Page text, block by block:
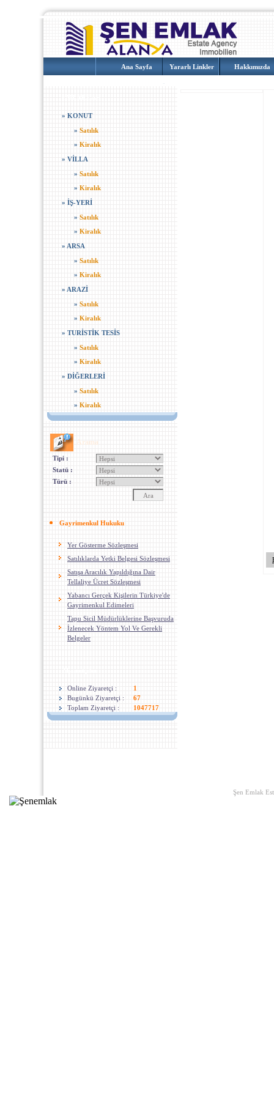
Ana Sayfa Yararlı Linkler Hakkımızda
» KONUT
» Satılık
» Kiralık
» VİLLA
» Satılık
» Kiralık
» İŞ-YERİ
» Satılık
» Kiralık
» ARSA
» Satılık
» Kiralık
» ARAZİ
» Satılık
» Kiralık
» TURİSTİK TESİS
» Satılık
» Kiralık
» DİĞERLERİ
» Satılık
» Kiralık
Arama
Tipi :
Statü :
Türü :
Gayrimenkul Hukuku
Yer Gösterme Sözleşmesi
Satılıklarda Yetki Belgesi Sözleşmesi
Satışa Aracılık Yapıldığına Dair
Tellaliye Ücret Sözleşmesi
Yabancı Gerçek Kişilerin Türkiye'de
Gayrimenkul Edimeleri
Tapu Sicil Müdürlüklerine Başvuruda
İzlenecek Yöntem Yol Ve Gerekli
Belgeler
Online Ziyaretçi :
1
Bugünkü Ziyaretçi :
67
Toplam Ziyaretçi :
1047717
Şen Emlak